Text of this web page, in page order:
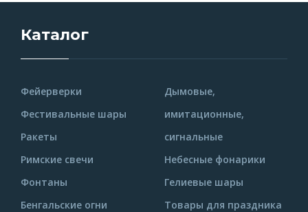
Каталог
Фейерверки
Фестивальные шары
Ракеты
Римские свечи
Фонтаны
Бенгальские огни
Дымовые,
имитационные,
сигнальные
Небесные фонарики
Гелиевые шары
Товары для праздника